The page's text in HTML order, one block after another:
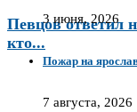
Певцов ответил
кто...
3 июня, 2026
Пожар на
7 августа, 2026